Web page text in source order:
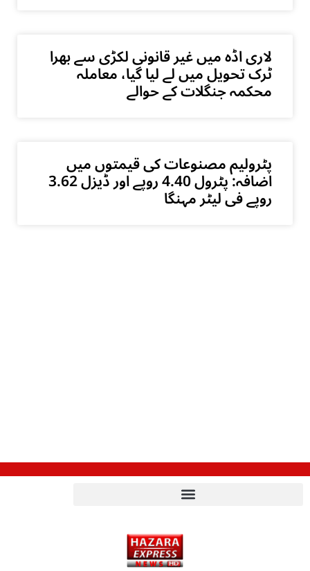
لاری اڈہ میں غیر قانونی لکڑی سے بھرا
ٹرک تحویل میں لے لیا گیا، معاملہ
محکمہ جنگلات کے حوالے
پٹرولیم مصنوعات کی قیمتوں میں
اضافہ: پٹرول 4.40 روپے اور ڈیزل 3.62
روپے فی لیٹر مہنگا